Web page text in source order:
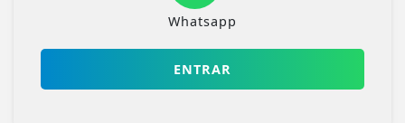
Whatsapp
ENTRAR